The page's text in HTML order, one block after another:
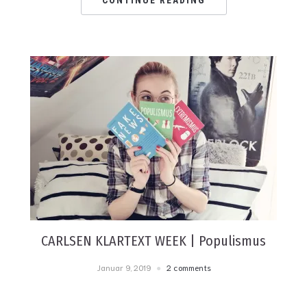
CARLSEN KLARTEXT WEEK | Populismus
Januar 9, 2019 2 comments